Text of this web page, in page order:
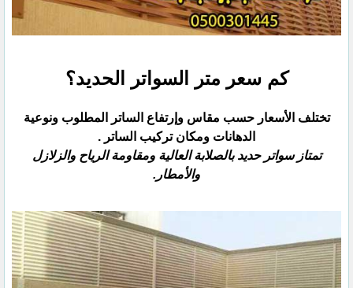
كم سعر متر السواتر الحديد؟
تختلف الأسعار حسب مقاس وإرتفاع الساتر المطلوب ونوعية
الدهانات ومكان تركيب الساتر .
تمتاز سواتر حديد بالصلابة العالية ومقاومة الرياح والزلازل
والأمطار.